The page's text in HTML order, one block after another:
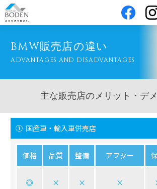
BMW販売店の違い
ADVANTAGES AND DISADVANTAGES
主な販売店のメリット・デ
① 国産車・輸入車併売店
価格 品質 整備 アフター
◎ × × ×